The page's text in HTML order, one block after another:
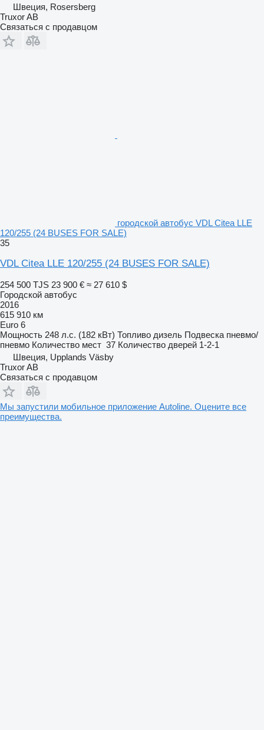
Швеция, Rosersberg
Truxor AB
Связаться с продавцом
городской автобус VDL Citea LLE
120/255 (24 BUSES FOR SALE)
35
VDL Citea LLE 120/255 (24 BUSES FOR SALE)
254 500 TJS 23 900 € ≈ 27 610 $
Городской автобус
2016
615 910 км
Euro 6
Мощность 248 л.с. (182 кВт) Топливо дизель Подвеска пневмо/
пневмо Количество мест 37 Количество дверей 1-2-1
Швеция, Upplands Väsby
Truxor AB
Связаться с продавцом
Мы запустили мобильное приложение Autoline. Оцените все
преимущества.